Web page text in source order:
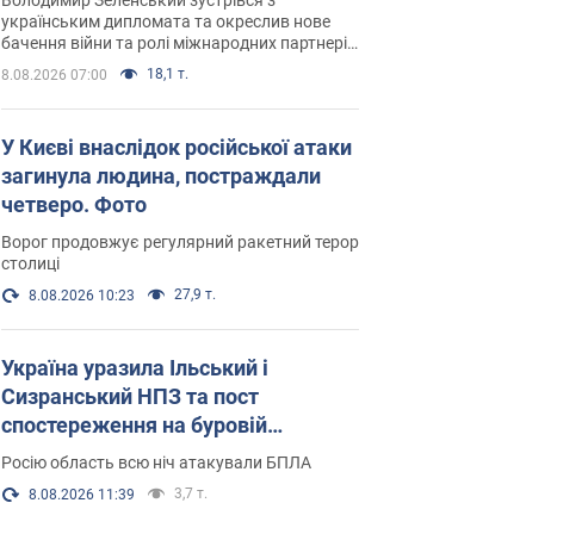
українським дипломата та окреслив нове
бачення війни та ролі міжнародних партнерів
у боротьбі з Росією
8.08.2026 07:00 18,1 т.
У Києві внаслідок російської атаки
загинула людина, постраждали
четверо. Фото
Ворог продовжує регулярний ракетний терор
столиці
8.08.2026 10:23 27,9 т.
Україна уразила Ільський і
Сизранський НПЗ та пост
спостереження на буровій
установці "Сиваш": Генштаб
розкрив деталі. Фото і відео
Росію область всю ніч атакували БПЛА
8.08.2026 11:39 3,7 т.